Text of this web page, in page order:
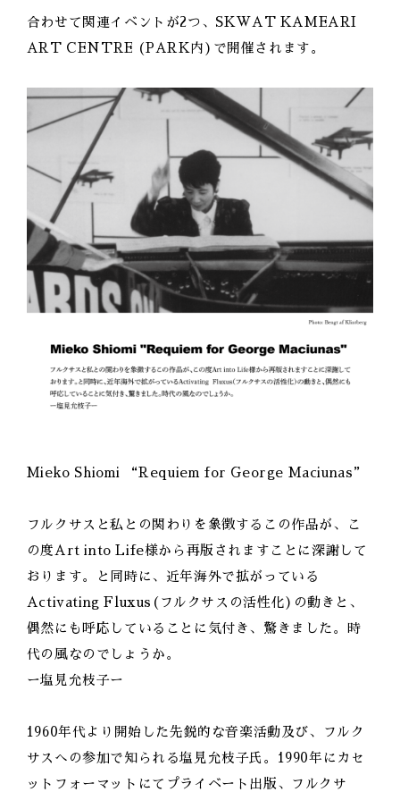
合わせて関連イベントが2つ、SKWAT KAMEARI
ART CENTRE (PARK内)で開催されます。
Mieko Shiomi “Requiem for George Maciunas”
フルクサスと私との関わりを象徴するこの作品が、こ
の度Art into Life様から再版されますことに深謝して
おります。と同時に、近年海外で拡がっている
Activating Fluxus(フルクサスの活性化)の動きと、
偶然にも呼応していることに気付き、驚きました。時
代の風なのでしょうか。
ー塩見允枝子ー
1960年代より開始した先鋭的な音楽活動及び、フルク
サスへの参加で知られる塩見允枝子氏。1990年にカセ
ットフォーマットにてプライベート出版、フルクサ